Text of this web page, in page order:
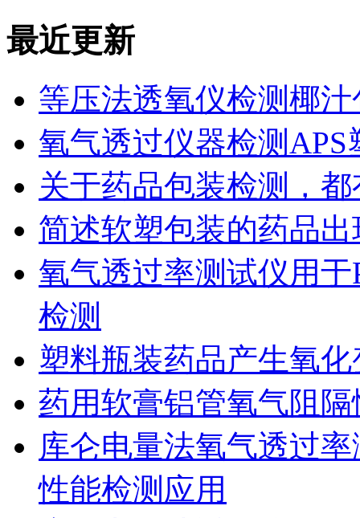
最近更新
等压法透氧仪检测椰
氧气透过仪器检测
关于药品包装检测，
简述软塑包装的药品
氧气透过率测试仪用
检测
塑料瓶装药品产生氧
药用软膏铝管氧气阻
库仑电量法氧气透过
性能检测应用